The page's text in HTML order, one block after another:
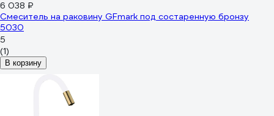
6 038 ₽
Смеситель на раковину GFmark под состаренную бронзу
5030
5
(1)
В корзину